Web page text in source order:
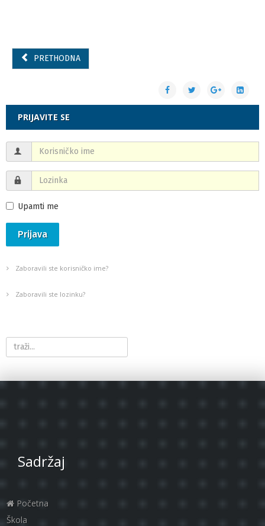
PRETHODNA
PRIJAVITE SE
Upamti me
Prijava
Zaboravili ste korisničko ime?
Zaboravili ste lozinku?
Sadržaj
Početna
Škola